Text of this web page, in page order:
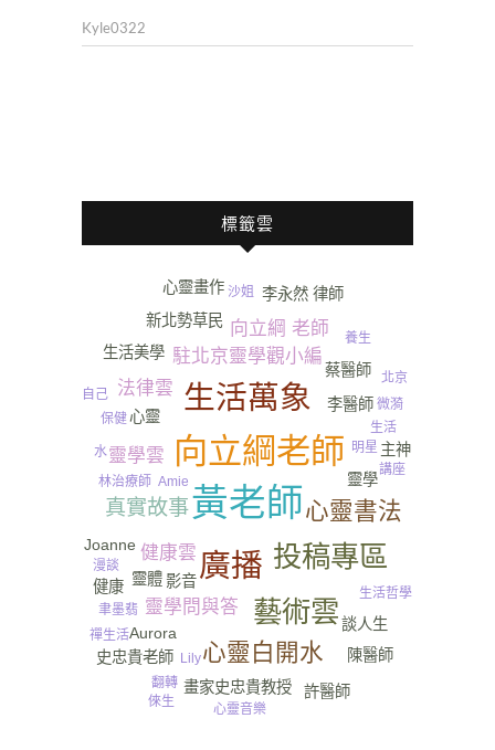
Kyle0322
標籤雲
黃老師
向立綱老師
廣播
生活萬象
投稿專區
藝術雲
心靈白開水
心靈書法
真實故事
健康雲
靈學問與答
駐北京靈學觀小編
靈學雲
向立綱 老師
法律雲
心靈
李醫師
靈體
畫家史忠貴教授
Joanne
新北勢草民
靈學
蔡醫師
心靈畫作
主神
李永然 律師
影音
談人生
史忠貴老師
生活美學
Aurora
健康
陳醫師
許醫師
林治療師
養生
保健
Lily
翻轉
沙姐
聿墨翡
講座
生活
生活哲學
明星
微漪
漫談
心靈音樂
北京
禪生活
自己
倈生
Amie
水